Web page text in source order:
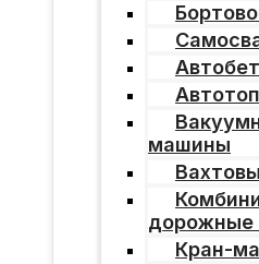
машины
Кран-